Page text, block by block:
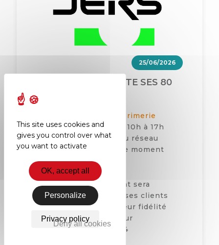
25/06/2026
IMPRIMERIE JERS FÊTE SES 80
ANS !
‘imprimerie
JERSfête ses 80 ans de 10h à 17h
et invite les membres du réseau
AEPV à venir partager ce moment
festif ensemble.
Cet évènement marquant sera
l’occasion de remercier ses clients
pour leur confiance et leur fidélité
qui ont contribuées à leur
développement depuis 4
This site uses cookies and
gives you control over what
you want to activate
OK, accept all
Deny all cookies
Personalize
Privacy policy